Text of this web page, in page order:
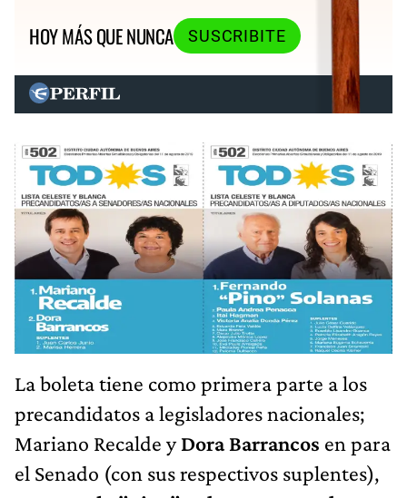
HOY MÁS QUE NUNCA
SUSCRIBITE
La boleta tiene como primera parte a los
precandidatos a legisladores nacionales;
Mariano Recalde yDora Barrancos en para
el Senado (con sus respectivos suplentes),